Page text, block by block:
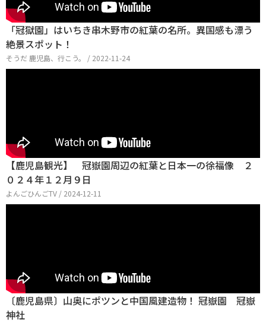
「冠獄園」はいちき串木野市の紅葉の名所。異国感も漂う
絶景スポット！
そうだ 鹿児島、行こう。 / 2022-11-24
【鹿児島観光】 冠嶽園周辺の紅葉と日本一の徐福像 ２
０２４年１２月９日
よんごひんごTV / 2024-12-11
〔鹿児島県〕山奥にポツンと中国風建造物！ 冠嶽園 冠嶽
神社